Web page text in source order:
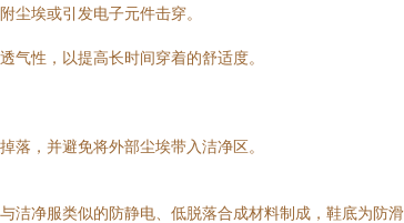
尘埃或引发电子元件击穿。
气性，以提高长时间穿着的舒适度。
落，并避免将外部尘埃带入洁净区。
净服类似的防静电、低脱落合成材料制成，鞋底为防